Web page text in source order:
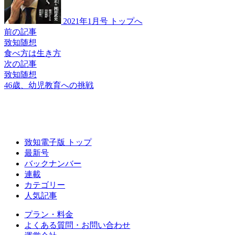
2021年1月号 トップへ
前の記事
致知随想
食べ方は生き方
次の記事
致知随想
46歳、 幼児教育への挑戦
致知電子版 トップ
最新号
バックナンバー
連載
カテゴリー
人気記事
プラン・料金
よくある質問・お問い合わせ